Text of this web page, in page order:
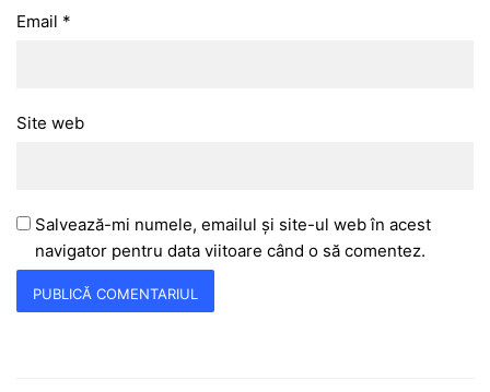
Email *
Site web
Salvează-mi numele, emailul și site-ul web în acest
navigator pentru data viitoare când o să comentez.